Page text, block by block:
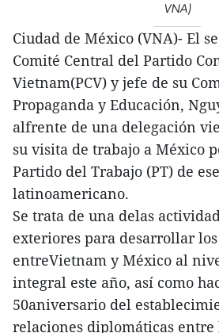
VNA)
Ciudad de México (VNA)- El
Comité Central del Partido
Vietnam(PCV) y jefe de su
Propaganda y Educación,
alfrente de una delegación
su visita de trabajo a México
Partido del Trabajo (PT) de
latinoamericano.
Se trata de una delas
exteriores para desarrollar
entreVietnam y México al
integral este año, así como
50aniversario del
relaciones diplomáticas entre